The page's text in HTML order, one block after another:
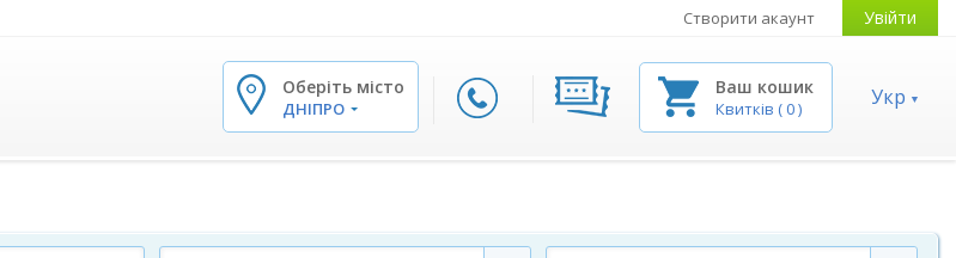
Створити акаунт Увійти
Оберіть місто
ДНІПРО
Ваш кошик
Квитків (0) Укр